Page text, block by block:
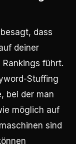
dass
deiner
führt.
Stuffing
bei der man
möglich auf
sind